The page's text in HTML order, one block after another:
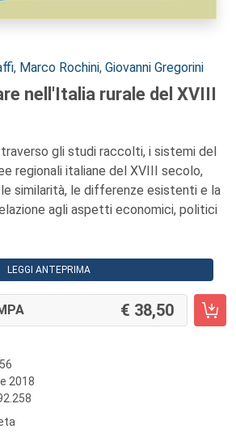
, Marco Rochini, Giovanni Gregorini
nell'Italia rurale del XVIII
gli studi raccolti, i sistemi del
regionali italiane del XVIII secolo,
similarità, le differenze esistenti e la
agli aspetti economici, politici
LEGGI ANTEPRIMA
38,50
2018